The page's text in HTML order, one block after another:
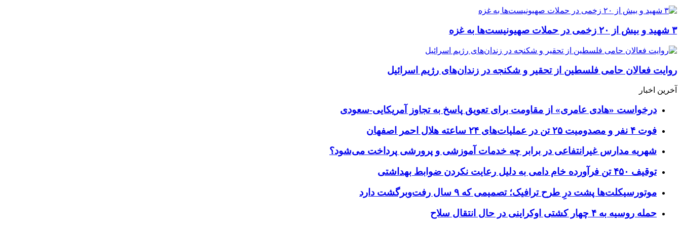
۳ شهید و بیش از ۲۰ زخمی در حملات صهیونیست‌‎ها به غزه
روایت فعالان حامی فلسطین از تحقیر و شکنجه در زندان‌های رژیم اسرائیل
آخرین اخبار
درخواست «هادی عامری» از مقاومت برای تعویق پاسخ به تجاوز آمریکایی-سعودی
فوت ۴ نفر و مصدومیت ۲۵ تن در عملیات‌های ۲۴ ساعته هلال احمر اصفهان
شهریه مدارس غیرانتفاعی در برابر چه خدمات آموزشی و پرورشی پرداخت می‌شود؟
توقیف ۴۵۰ تن فرآورده خام دامی به دلیل رعایت نکردن ضوابط بهداشتی
موتورسیکلت‌ها پشت درِ طرح ترافیک؛ تصمیمی که ۹ سال رفت‌وبرگشت دارد
حمله روسیه به ۴ چهار کشتی اوکراینی در حال انتقال سلاح